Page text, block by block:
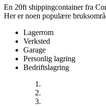
En 20ft shippingcontainer fra
Her er noen populære
Lagerrom
Verksted
Garage
Personlig lagring
Bedriftslagring